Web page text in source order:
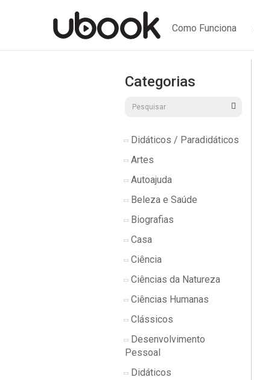
Como Funciona
Categorias
Didáticos / Paradidáticos
Artes
Autoajuda
Beleza e Saúde
Biografias
Casa
Ciência
Ciências da Natureza
Ciências Humanas
Clássicos
Desenvolvimento
Pessoal
Didáticos